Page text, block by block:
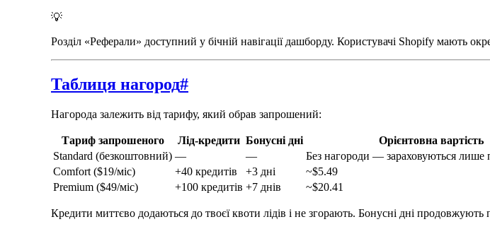
💡
Розділ «Реферали» доступний у бічній навігації дашборду. Користувачі Shopify мають
Таблиця нагород#
Нагорода залежить від тарифу, який обрав запрошений:
Тариф запрошеного Лід-кредити Бонусні дні
Орієнтовна вартість
Standard (безкоштовний) — —
Без нагороди — зараховуються лише
Comfort ($19/міс)
+40 кредитів +3 дні
~$5.49
Premium ($49/міс)
+100 кредитів +7 днів ~$20.41
Кредити миттєво додаються до твоєї квоти лідів і не згорають. Бонусні дні